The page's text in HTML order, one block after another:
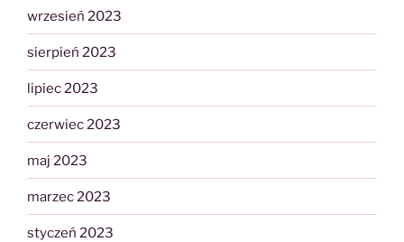
wrzesień 2023
sierpień 2023
lipiec 2023
czerwiec 2023
maj 2023
marzec 2023
styczeń 2023